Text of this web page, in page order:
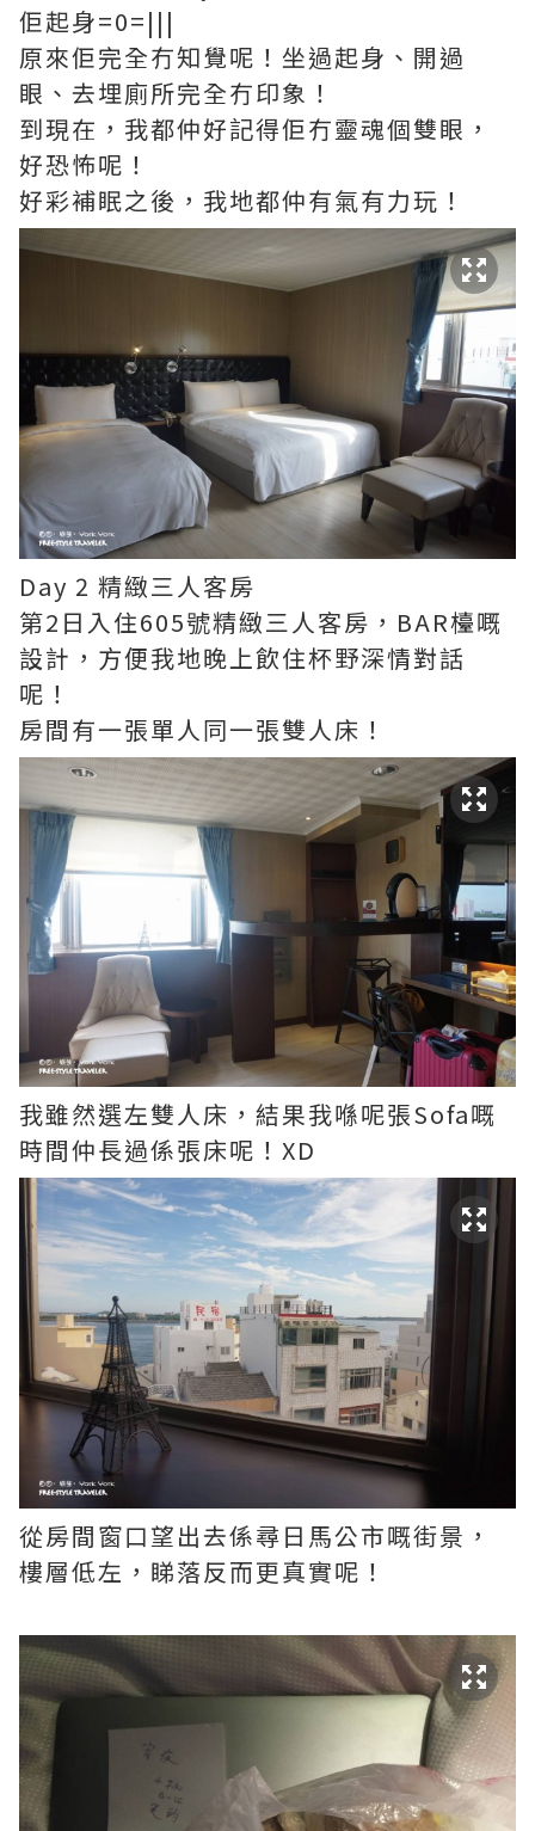
佢起身=0=|||
原來佢完全冇知覺呢！坐過起身、開過
眼、去埋廁所完全冇印象！
到現在，我都仲好記得佢冇靈魂個雙眼，
好恐怖呢！
好彩補眠之後，我地都仲有氣有力玩！
Day 2 精緻三人客房
第2日入住605號精緻三人客房，BAR檯嘅
設計，方便我地晚上飲住杯野深情對話
呢！
房間有一張單人同一張雙人床！
我雖然選左雙人床，結果我喺呢張Sofa嘅
時間仲長過係張床呢！XD
從房間窗口望出去係尋日馬公市嘅街景，
樓層低左，睇落反而更真實呢！